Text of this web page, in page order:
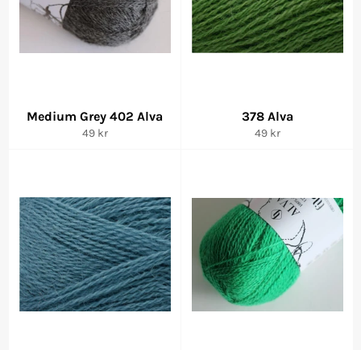
Medium Grey 402 Alva
Vanlig
49 kr
378 Alva
Vanlig
49 kr